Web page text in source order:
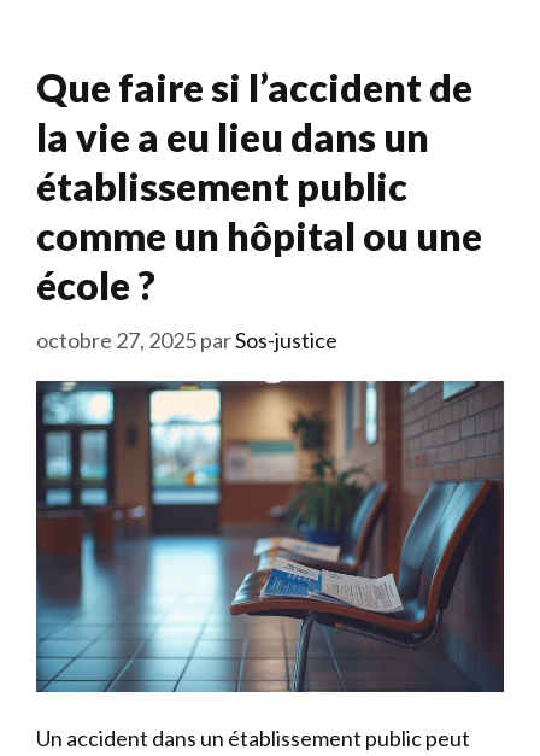
Que faire si l’accident de
la vie a eu lieu dans un
établissement public
comme un hôpital ou une
école ?
octobre 27, 2025parSos-justice
Un accident dans un établissement public peut